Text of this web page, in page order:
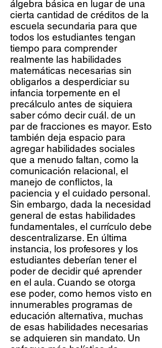
álgebra básica en lugar de una
cierta cantidad de créditos de la
escuela secundaria para que
todos los estudiantes tengan
tiempo para comprender
realmente las habilidades
matemáticas necesarias sin
obligarlos a desperdiciar su
infancia torpemente en el
precálculo antes de siquiera
saber cómo decir cuál. de un
par de fracciones es mayor. Esto
también deja espacio para
agregar habilidades sociales
que a menudo faltan, como la
comunicación relacional, el
manejo de conflictos, la
paciencia y el cuidado personal.
Sin embargo, dada la necesidad
general de estas habilidades
fundamentales, el currículo debe
descentralizarse. En última
instancia, los profesores y los
estudiantes deberían tener el
poder de decidir qué aprender
en el aula. Cuando se otorga
ese poder, como hemos visto en
innumerables programas de
educación alternativa, muchas
de esas habilidades necesarias
se adquieren sin mandato. Un